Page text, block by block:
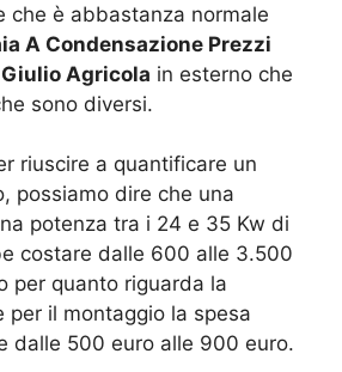
che è abbastanza normale
A Condensazione Prezzi
Agricola in esterno che
sono diversi.
riuscire a quantificare un
possiamo dire che una
potenza tra i 24 e 35 Kw di
costare dalle 600 alle 3.500
per quanto riguarda la
per il montaggio la spesa
dalle 500 euro alle 900 euro.